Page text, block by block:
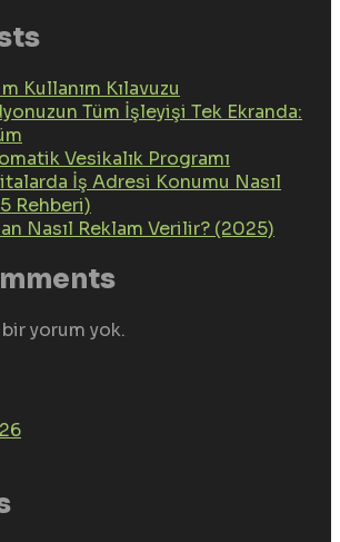
Kullanım Kılavuzu
Tüm İşleyişi Tek Ekranda:
Vesikalık Programı
İş Adresi Konumu Nasıl
Rehberi)
Nasıl Reklam Verilir? (2025)
yorum yok.